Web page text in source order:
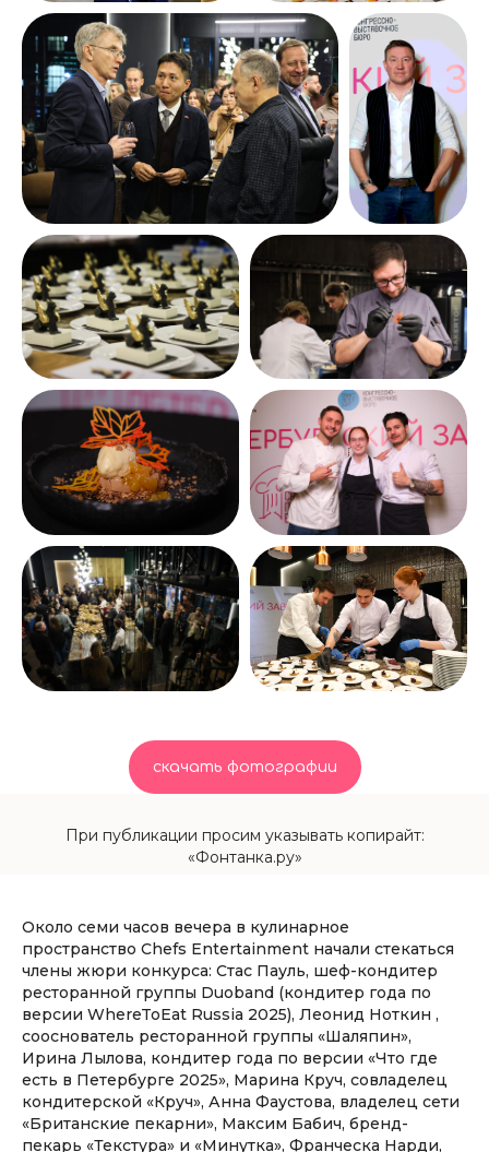
скачать фотографии
При публикации просим указывать копирайт:
«Фонтанка.ру»
Около семи часов вечера в кулинарное
пространство Chefs Entertainment начали стекаться
члены жюри конкурса: Стас Пауль, шеф-кондитер
ресторанной группы Duoband (кондитер года по
версии WhereToEat Russia 2025), Леонид Ноткин ,
сооснователь ресторанной группы «Шаляпин»,
Ирина Лылова, кондитер года по версии «Что где
есть в Петербурге 2025», Марина Круч, совладелец
кондитерской «Круч», Анна Фаустова, владелец сети
«Британские пекарни», Максим Бабич, бренд-
пекарь «Текстура» и «Минутка», Франческа Нарди,